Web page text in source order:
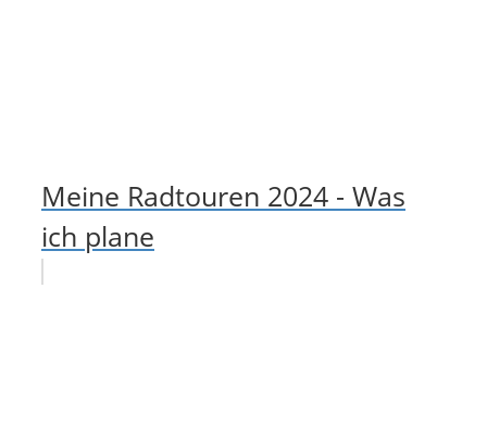
Meine Radtouren 2024 - Was
ich plane